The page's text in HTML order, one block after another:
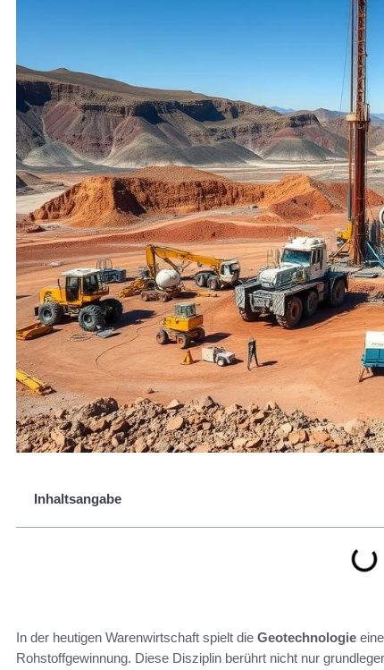
Inhaltsangabe
In der heutigen Warenwirtschaft spielt die Geotechnologie
Rohstoffgewinnung. Diese Disziplin berührt nicht nur